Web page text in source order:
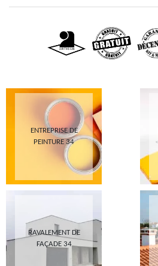
ENTREPRISE DE
PEINTURE 34
RAVALEMENT DE
FAÇADE 34